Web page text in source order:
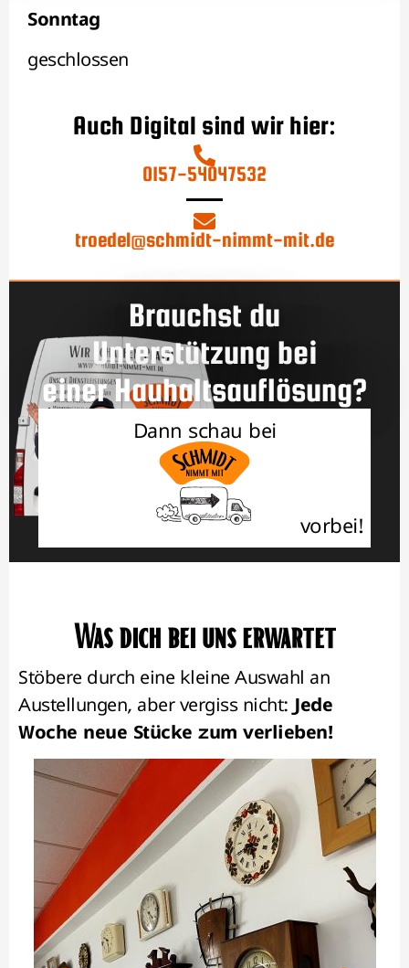
Sonntag
geschlossen
Auch Digital sind wir hier:
0157-54047532
troedel@schmidt-nimmt-mit.de
Brauchst du
Unterstützung bei
einer Hauhaltsauflösung?
Dann schau bei
vorbei!
Was dich bei uns erwartet
Stöbere durch eine kleine Auswahl an
Austellungen, aber vergiss nicht: Jede
Woche neue Stücke zum verlieben!